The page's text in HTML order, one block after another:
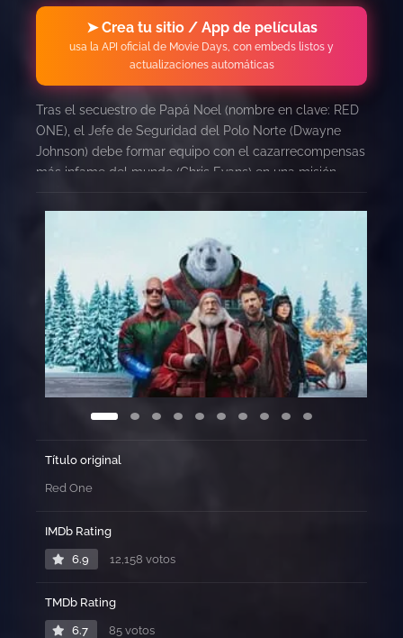
➤ Crea tu sitio / App de películas
usa la API oficial de Movie Days, con embeds listos y
actualizaciones automáticas
Tras el secuestro de Papá Noel (nombre en clave: RED
ONE), el Jefe de Seguridad del Polo Norte (Dwayne
Johnson) debe formar equipo con el cazarrecompensas
más infame del mundo (Chris Evans) en una misión
Título original
Red One
IMDb Rating
6.9 12,158 votos
TMDb Rating
6.7 85 votos